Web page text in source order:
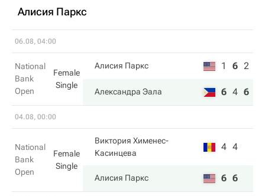
Алисия Паркс
06.08, 04:00
National
Bank
Open
Female
Single
Алисия Паркс 1 6 2
Александра Эала 6 4 6
04.08, 00:00
National
Bank
Open
Female
Single
Виктория Хименес-
Касинцева
4 4
Алисия Паркс 6 6